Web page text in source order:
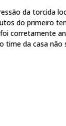
da torcida
do primeiro
corretamente
time da casa